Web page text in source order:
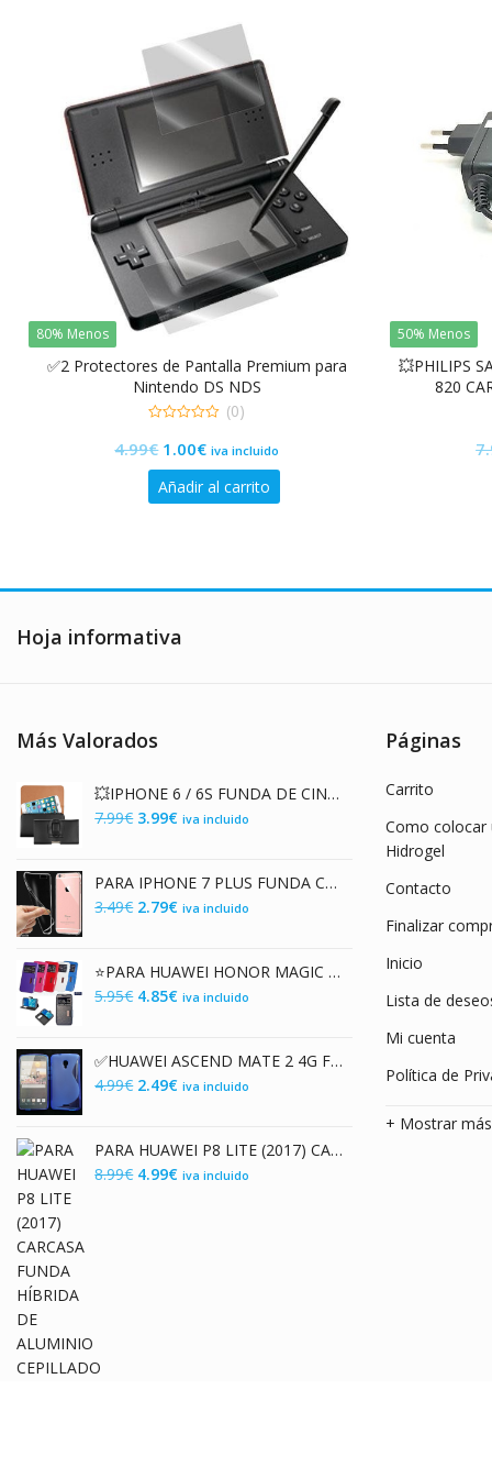
19.99€.5.99€.
80% Menos
✅2 Protectores de Pantalla Premium para
Nintendo DS NDS
de
5
(0)
4.99€ El
precio
original
1.00€El
precio
actual
iva incluido
Añadir al carrito
50% Menos
💥PHILIPS
820
Hoja informativa
Más Valorados
💥IPHONE 6 / 6S FUNDA DE CINTURON EN POLIPIEL
7.99€ El
era:
7.99€.
3.99€El
es:
3.99€.
iva incluido
PARA IPHONE 7 PLUS FUNDA CARCASA DE TPU TRANSPARENTE ULTRA THIN 0,3 mm. TPU CASE
3.49€ El
era:
3.49€.
2.79€El
es:
2.79€.
iva incluido
⭐PARA HUAWEI HONOR MAGIC FUNDA DE TAPA LIBRO FLIP COVER CON VENTANA EN POLIPIEL
5.95€ El
era:
5.95€.
4.85€El
es:
4.85€.
iva incluido
✅HUAWEI ASCEND MATE 2 4G FUNDA CARCASA DE GEL TPU S-LINE AZUL
4.99€ El
era:
4.99€.
2.49€El
es:
2.49€.
iva incluido
PARA HUAWEI P8 LITE (2017) CARCASA FUNDA HÍBRIDA DE ALUMINIO CEPILLADO Y TPU
8.99€ El
4.99€Eliva incluido
Páginas
Carrito
Como colocar
Hidrogel
Contacto
Finalizar
Inicio
Lista de
Mi cuenta
Política de
+ Mostrar más